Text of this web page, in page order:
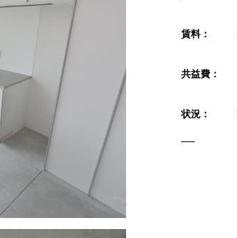
賃料：
共益費：
状況：